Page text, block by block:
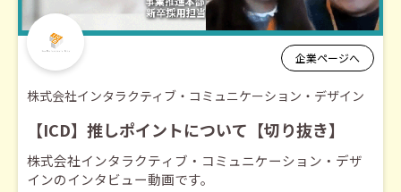
企業ページへ
株式会社インタラクティブ・コミュニケーション・デザイン
【ICD】推しポイントについて【切り抜き】
株式会社インタラクティブ・コミュニケーション・デザ
インのインタビュー動画です。